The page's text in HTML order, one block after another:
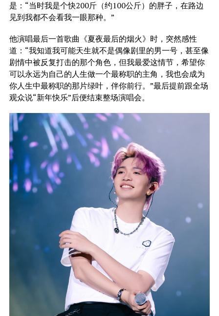
是：“当时我是个快200斤（约100公斤）的胖子，在路边
见到我都不会看我一眼那种。”
他演唱最后一首歌曲《夏夜最后的烟火》时，突然感性
道：“我知道我可能天生就不是偶像剧里的男一号，甚至像
剧情中被反复打击的那个角色，但我最爱这情节，希望你
可以永远为自己的人生做一个最称职的主角，我也会成为
你人生中最称职的那片绿叶，伴你前行。”最后提前跟全场
观众说“新年快乐”后便结束整场演唱会。